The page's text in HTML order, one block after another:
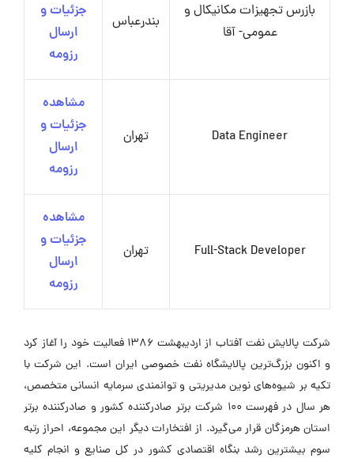
بازرس تجهیزات مکانیکال و
عمومی- آقا
بندرعباس
جزئیات و
ارسال
رزومه
Data Engineer تهران
مشاهده
جزئیات و
ارسال
رزومه
Full-Stack Developer تهران
مشاهده
جزئیات و
ارسال
رزومه
شرکت پالایش نفت آفتاب از اردیبهشت ۱۳۸۶ فعالیت خود را آغاز کرد
و اکنون بزرگ‌ترین پالایشگاه نفت خصوصی ایران است. این شرکت با
تکیه بر شیوه‌های نوین مدیریتی و توانمندی سرمایه‌ انسانی متخصص،
هر سال در فهرست ۱۰۰ شرکت برتر صادرکننده کشور و صادرکننده برتر
استان هرمزگان قرار می‌گیرد. از افتخارات دیگر این مجموعه، احراز رتبه
سوم بیشترین رشد بنگاه اقتصادی کشور در کل صنایع و انجام کلیه